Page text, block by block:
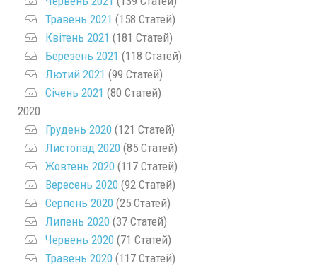
Травень 2021 (158 Статей)
Квітень 2021 (181 Статей)
Березень 2021 (118 Статей)
Лютий 2021 (99 Статей)
Січень 2021 (80 Статей)
2020
Грудень 2020 (121 Статей)
Листопад 2020 (85 Статей)
Жовтень 2020 (117 Статей)
Вересень 2020 (92 Статей)
Серпень 2020 (25 Статей)
Липень 2020 (37 Статей)
Червень 2020 (71 Статей)
Травень 2020 (117 Статей)